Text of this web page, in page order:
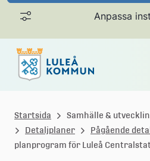
Anpassa
Gå till
u
l
Startsida Samhälle &
Detaljplaner
Pågående
planprogram för Luleå